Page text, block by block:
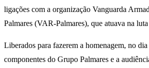
ligações com a organização Vanguarda
Palmares (VAR-Palmares), que atuava na luta
Liberados para fazerem a homenagem, no
componentes do Grupo Palmares e a